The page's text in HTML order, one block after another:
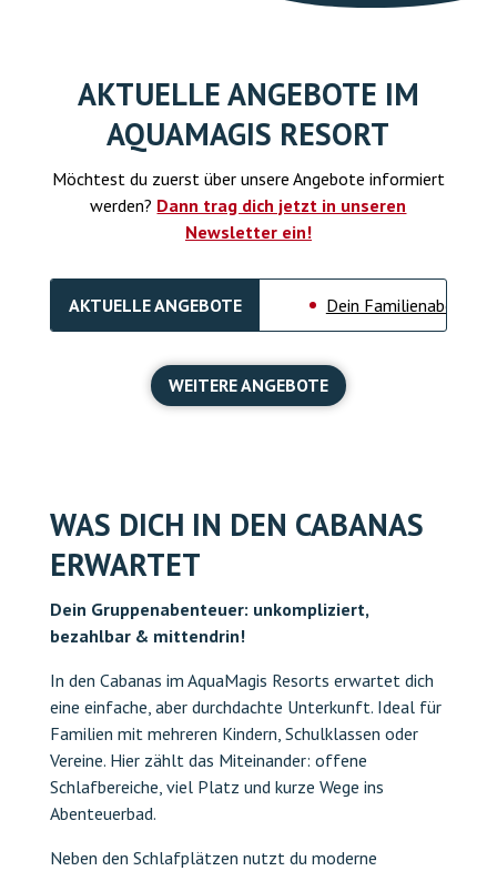
AKTUELLE ANGEBOTE IM
AQUAMAGIS RESORT
Möchtest du zuerst über unsere Angebote informiert
werden? Dann trag dich jetzt in unseren
Newsletter ein!
AKTUELLE ANGEBOTE Dein Familienabenteuer
WEITERE ANGEBOTE
WAS DICH IN DEN CABANAS
ERWARTET
Dein Gruppenabenteuer: unkompliziert,
bezahlbar & mittendrin!
In den Cabanas im AquaMagis Resorts erwartet dich
eine einfache, aber durchdachte Unterkunft. Ideal für
Familien mit mehreren Kindern, Schulklassen oder
Vereine. Hier zählt das Miteinander: offene
Schlafbereiche, viel Platz und kurze Wege ins
Abenteuerbad.
Neben den Schlafplätzen nutzt du moderne